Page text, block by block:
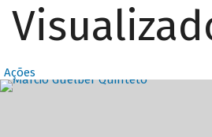
Ações